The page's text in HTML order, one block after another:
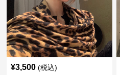
¥3,500 (税込)